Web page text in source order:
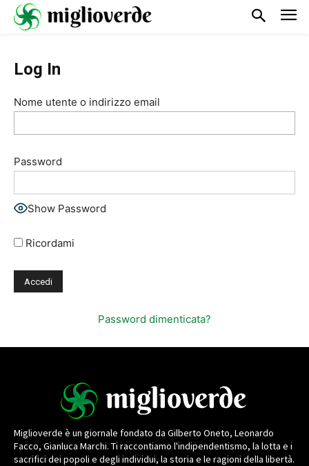
Log In
Nome utente o indirizzo email
Password
Show Password
Ricordami
Password dimenticata?
Miglioverde è un giornale fondato da Gilberto Oneto, Leonardo
Facco, Gianluca Marchi. Ti raccontiamo l'indipendentismo, la lotta e i
sacrifici dei popoli e degli individui, la storia e le ragioni della libertà.